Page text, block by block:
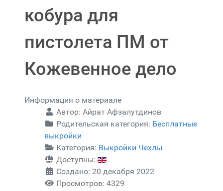
кобура для
пистолета ПМ от
Кожевенное дело
Информация о материале
Автор: Айрат Афзалутдинов
Родительская категория: Бесплатные
выкройки
Категория: Выкройки Чехлы
Доступны:
Создано: 20 декабря 2022
Просмотров: 4329